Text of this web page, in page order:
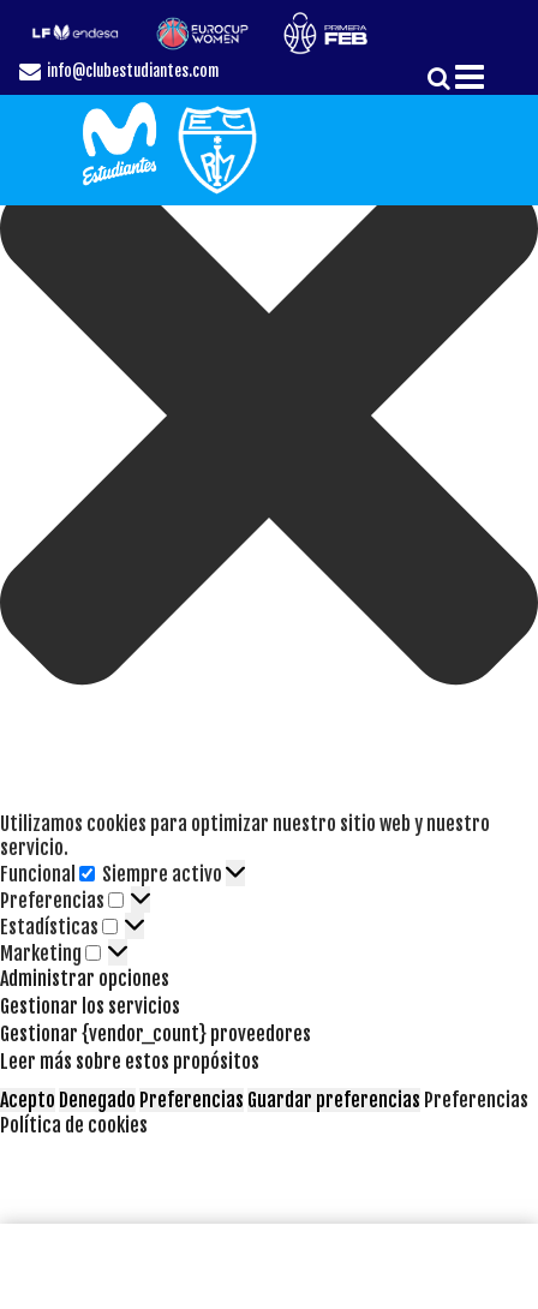
Gestionar el Consentimiento de las Cookies
Utilizamos cookies para optimizar nuestro sitio web y nuestro
servicio.
Funcional
Funcional
Siempre activo
Preferencias
Preferencias
Estadísticas Estadísticas
Marketing Marketing
Administrar opciones
Gestionar los servicios
Gestionar {vendor_count} proveedores
Leer más sobre estos propósitos
Acepto Denegado Preferencias Guardar preferencias Preferencias
Política de cookies
info@clubestudiantes.com